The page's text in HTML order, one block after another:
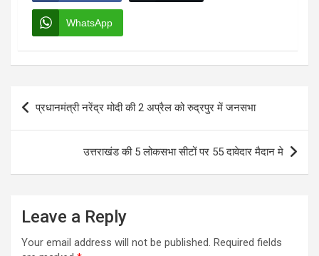
WhatsApp
Post
navigation
प्रधानमंत्री नरेंद्र मोदी की 2 अप्रैल को रुद्रपुर में जनसभा
उत्तराखंड की 5 लोकसभा सीटों पर 55 दावेदार मैदान मे
Leave a Reply
Your email address will not be published. Required fields